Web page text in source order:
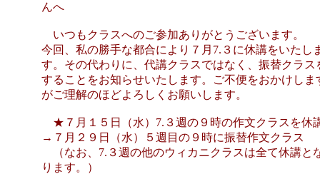
んへ
いつもクラスへのご参加ありがとうございます。
今回、私の勝手な都合により７月7.３に休講をいたし
す。その代わりに、代講クラスではなく、振替クラス
することをお知らせいたします。ご不便をおかけしま
がご理解のほどよろしくお願いします。
★７月１５日（水）7.３週の９時の作文クラスを休
→７月２９日（水）５週目の９時に振替作文クラス
（なお、7.３週の他のウィカニクラスは全て休講と
ります。）